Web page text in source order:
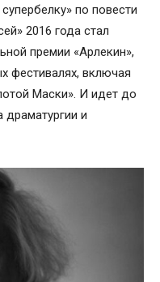
по повести
2016 года стал
премии «Арлекин»,
фестивалях, включая
Маски». И идет до
драматургии и